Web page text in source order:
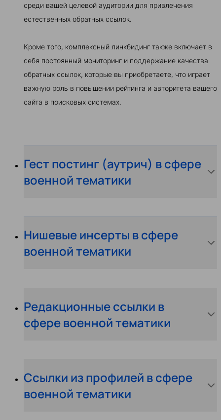
среди вашей целевой аудитории для привлечения
естественных обратных ссылок.
Кроме того, комплексный линкбидинг также включает в
себя постоянный мониторинг и поддержание качества
обратных ссылок, которые вы приобретаете, что играет
важную роль в повышении рейтинга и авторитета вашего
сайта в поисковых системах.
Гест постинг (аутрич) в сфере
военной тематики
Нишевые инсерты в сфере
военной тематики
Редакционные ссылки в
сфере военной тематики
Ссылки из профилей в сфере
военной тематики